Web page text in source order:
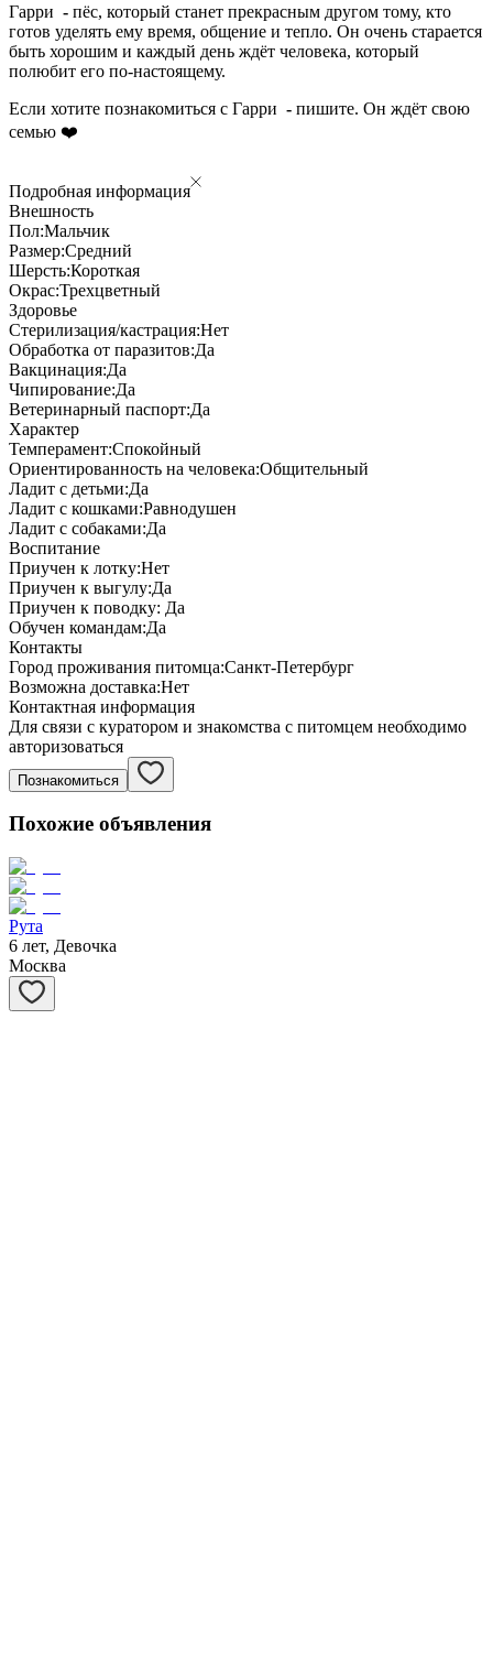
Гарри - пёс, который станет прекрасным другом тому, кто
готов уделять ему время, общение и тепло. Он очень старается
быть хорошим и каждый день ждёт человека, который
полюбит его по-настоящему.
Если хотите познакомиться с Гарри - пишите. Он ждёт свою
семью ❤️
Подробная информация
Внешность
Пол:Мальчик
Размер:Средний
Шерсть:Короткая
Окрас:Трехцветный
Здоровье
Стерилизация/кастрация:Нет
Обработка от паразитов:Да
Вакцинация:Да
Чипирование:Да
Ветеринарный паспорт:Да
Характер
Темперамент:Спокойный
Ориентированность на человека:Общительный
Ладит с детьми:Да
Ладит с кошками:Равнодушен
Ладит с собаками:Да
Воспитание
Приучен к лотку:Нет
Приучен к выгулу:Да
Приучен к поводку: Да
Обучен командам:Да
Контакты
Город проживания питомца:Санкт-Петербург
Возможна доставка:Нет
Контактная информация
Для связи с куратором и знакомства с питомцем необходимо
авторизоваться
Познакомиться
Похожие объявления
Рута
6 лет, Девочка
Москва